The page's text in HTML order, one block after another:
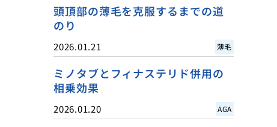
頭頂部の薄毛を克服するまでの道
のり
2026.01.21 薄毛
ミノタブとフィナステリド併用の
相乗効果
2026.01.20 AGA